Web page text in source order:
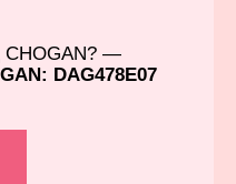
CHOGAN? —
DAG478E07